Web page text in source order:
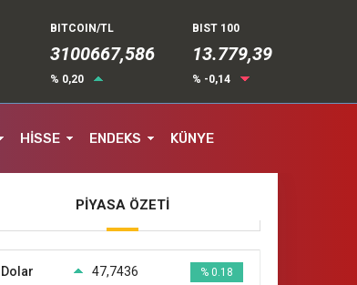
BITCOIN/TL
3100667,586
% 0,20
BIST 100
13.779,39
% -0,14
HİSSE ENDEKS KÜNYE
PİYASA ÖZETİ
Dolar 47,7436 % 0.18